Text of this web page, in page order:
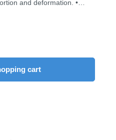
and deformation. •
the desired
cart